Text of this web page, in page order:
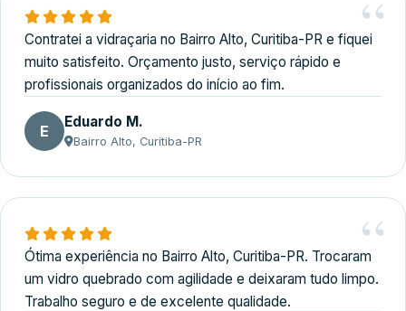
Contratei a vidraçaria no Bairro Alto, Curitiba-PR e fiquei
muito satisfeito. Orçamento justo, serviço rápido e
profissionais organizados do início ao fim.
E Eduardo M.
Bairro Alto, Curitiba-PR
Ótima experiência no Bairro Alto, Curitiba-PR. Trocaram
um vidro quebrado com agilidade e deixaram tudo limpo.
Trabalho seguro e de excelente qualidade.